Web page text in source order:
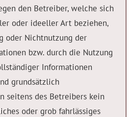
den Betreiber, welche sich
oder ideeller Art beziehen,
oder Nichtnutzung der
bzw. durch die Nutzung
Informationen
grundsätzlich
seitens des Betreibers kein
oder grob fahrlässiges